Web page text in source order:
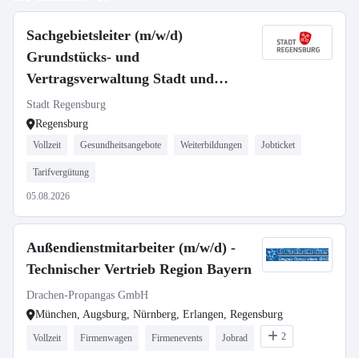
Sachgebietsleiter (m/w/d)
Grundstücks- und
Vertragsverwaltung Stadt und
Stiftungen
Stadt Regensburg
Regensburg
Vollzeit Gesundheitsangebote Weiterbildungen Jobticket
Tarifvergütung
05.08.2026
Außendienstmitarbeiter (m/w/d) -
Technischer Vertrieb Region Bayern
Drachen-Propangas GmbH
München, Augsburg, Nürnberg, Erlangen, Regensburg
Vollzeit Firmenwagen Firmenevents Jobrad 2